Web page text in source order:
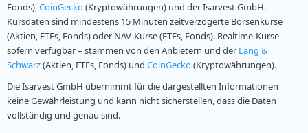
Fonds),CoinGecko(Kryptowährungen) und der Isarvest GmbH.
Kursdaten sind mindestens 15 Minuten zeitverzögerte Börsenkurse
(Aktien, ETFs, Fonds) oder NAV-Kurse (ETFs, Fonds). Realtime-Kurse –
sofern verfügbar – stammen von den Anbietern und der Lang &
Schwarz(Aktien, ETFs, Fonds) und CoinGecko(Kryptowährungen).
Die Isarvest GmbH übernimmt für die dargestellten Informationen
keine Gewährleistung und kann nicht sicherstellen, dass die Daten
vollständig und genau sind.